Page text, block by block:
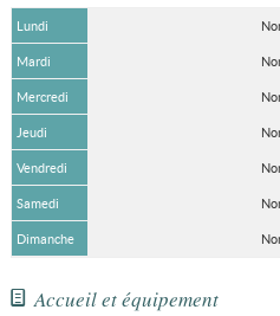
Lundi
Mardi
Mercredi
Jeudi
Vendredi
Samedi
Dimanche
Accueil et équipement